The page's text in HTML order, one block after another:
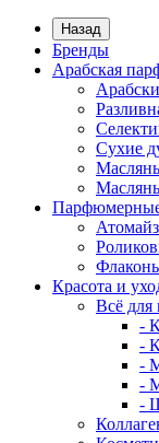
Назад
Бренды
Арабская
Сухие
Красота и
Всё для
-
-
-
-
-